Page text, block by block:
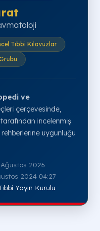
Tıbbi Kılavuzlar
ve
çerçevesinde,
tarafından incelenmiş
rehberlerine uygunluğu
2026
2024 04:27
Yayın Kurulu